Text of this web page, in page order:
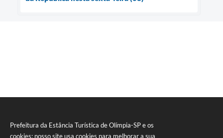
Prefeitura da Estância Turística de Olímpia-SP e os
cookies: nosso site usa cookies para melhorar a sua